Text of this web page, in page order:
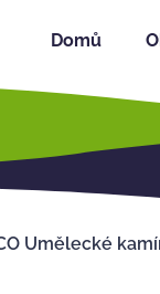
Domů
Umělecké